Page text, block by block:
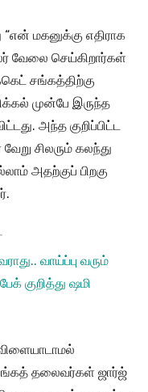
“என் மகனுக்கு எதிராக
வேலை செய்கிறார்கள்
சங்கத்திற்கு
முன்பே இருந்த
அந்த குறிப்பிட்ட
சிலரும் கலந்து
அதற்குப் பிறகு
வாய்ப்பு வரும்
குறித்து ஷமி
சங்கத் தலைவர்கள் ஜார்ஜ்